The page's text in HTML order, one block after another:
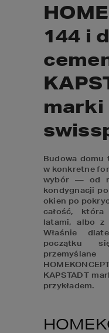
144 i
marki
Budowa domu
w konkretne
wybór — od
kondygnacji
okien po
całość,
latami, albo z
Właśnie
początku
KAPSTADT
przykładem.